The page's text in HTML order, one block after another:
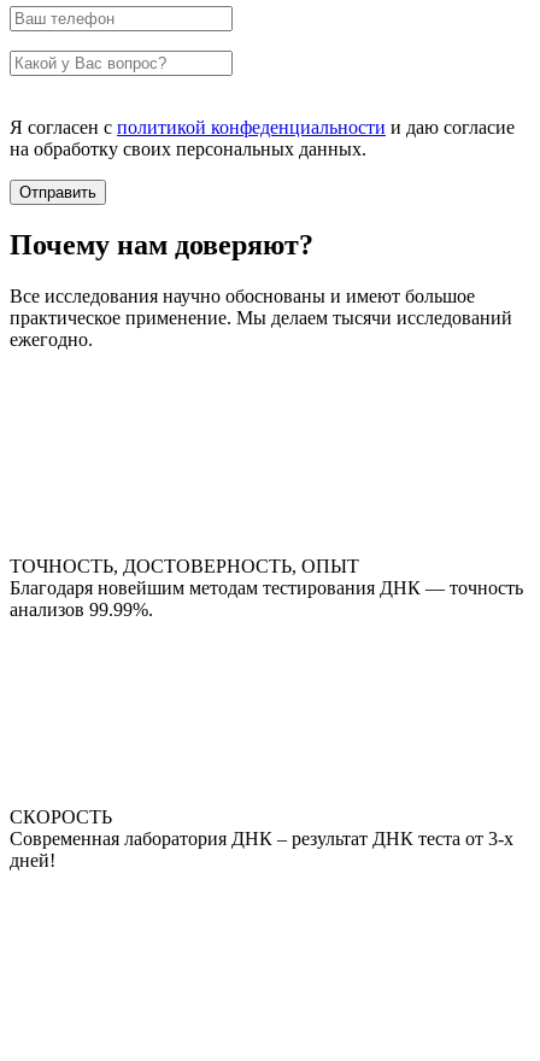
Я согласен с политикой конфеденциальности и даю согласие
на обработку своих персональных данных.
Почему нам доверяют?
Все исследования научно обоснованы и имеют большое
практическое применение. Мы делаем тысячи исследований
ежегодно.
ТОЧНОСТЬ, ДОСТОВЕРНОСТЬ, ОПЫТ
Благодаря новейшим методам тестирования ДНК — точность
анализов 99.99%.
СКОРОСТЬ
Современная лаборатория ДНК – результат ДНК теста от 3-х
дней!